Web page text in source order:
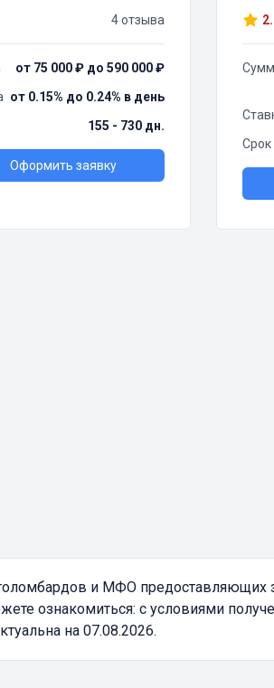
4 отзыва
от 75 000 ₽ до 590 000 ₽
от 0.15% до 0.24% в день
155 - 730 дн.
Оформить заявку
Срок
и МФО предоставляющих
ознакомиться: с условиями
на 07.08.2026.